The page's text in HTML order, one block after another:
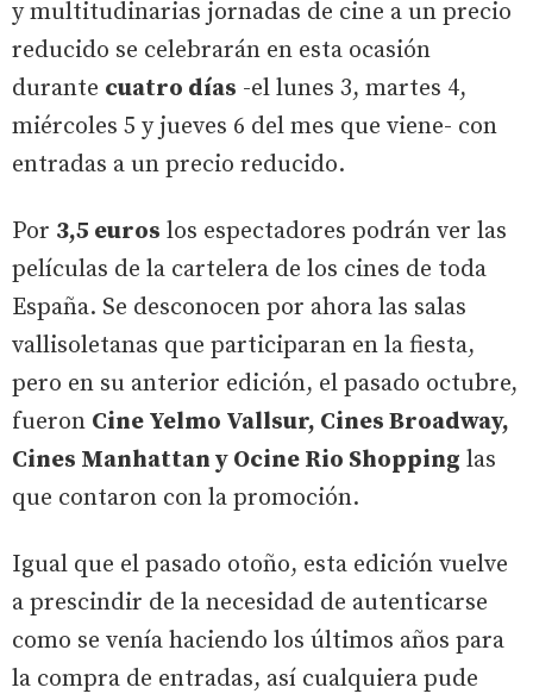
y multitudinarias jornadas de cine a un precio
reducido se celebrarán en esta ocasión
durante cuatro días -el lunes 3, martes 4,
miércoles 5 y jueves 6 del mes que viene- con
entradas a un precio reducido.
Por 3,5 euros los espectadores podrán ver las
películas de la cartelera de los cines de toda
España. Se desconocen por ahora las salas
vallisoletanas que participaran en la fiesta,
pero en su anterior edición, el pasado octubre,
fueron Cine Yelmo Vallsur, Cines Broadway,
Cines Manhattan y Ocine Rio Shopping las
que contaron con la promoción.
Igual que el pasado otoño, esta edición vuelve
a prescindir de la necesidad de autenticarse
como se venía haciendo los últimos años para
la compra de entradas, así cualquiera pude